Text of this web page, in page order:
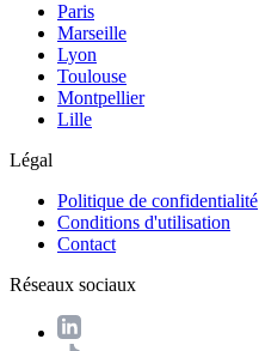
Paris
Marseille
Lyon
Toulouse
Montpellier
Lille
Légal
Politique de confidentialité
Conditions d'utilisation
Contact
Réseaux sociaux